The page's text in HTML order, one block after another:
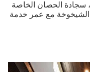
سجادة الحصان الخاصة
الشيخوخة مع عمر خدمة